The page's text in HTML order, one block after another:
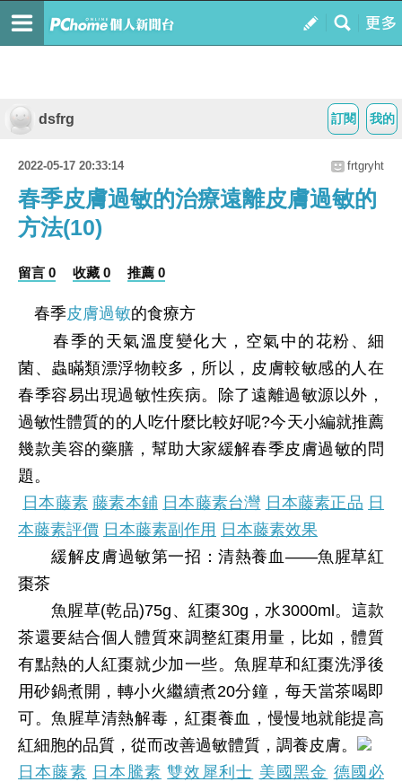
我的
訂閱
dsfrg
2022-05-17 20:33:14 frtgryht
春季皮膚過敏的治療遠離皮膚過敏的
方法(10)
留言 0 收藏 0 推薦 0
春季皮膚過敏的食療方
春季的天氣溫度變化大，空氣中的花粉、細
菌、蟲瞞類漂浮物較多，所以，皮膚較敏感的人在
春季容易出現過敏性疾病。除了遠離過敏源以外，
過敏性體質的的人吃什麼比較好呢?今天小編就推薦
幾款美容的藥膳，幫助大家緩解春季皮膚過敏的問
題。
日本藤素 藤素本鋪 日本藤素台灣 日本藤素正品 日
本藤素評價 日本藤素副作用 日本藤素效果
緩解皮膚過敏第一招：清熱養血——魚腥草紅
棗茶
魚腥草(乾品)75g、紅棗30g，水3000ml。這款
茶還要結合個人體質來調整紅棗用量，比如，體質
有點熱的人紅棗就少加一些。魚腥草和紅棗洗淨後
用砂鍋煮開，轉小火繼續煮20分鐘，每天當茶喝即
可。魚腥草清熱解毒，紅棗養血，慢慢地就能提高
紅細胞的品質，從而改善過敏體質，調養皮膚。
日本藤素 日本騰素 雙效犀利士 美國黑金 德國必